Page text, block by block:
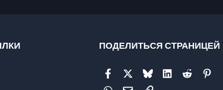
ПОДЕЛИТЬСЯ СТРАНИЦЕЙ
Facebook Bluesky LinkedInReddit